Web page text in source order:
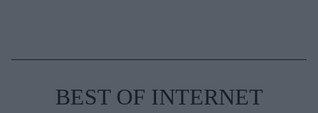
BEST OF INTERNET